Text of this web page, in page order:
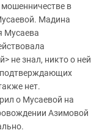
в
Мадина
Мусаева
не знал, никто о ней
подтверждающих
нет.
о Мусаевой на
Азимовой